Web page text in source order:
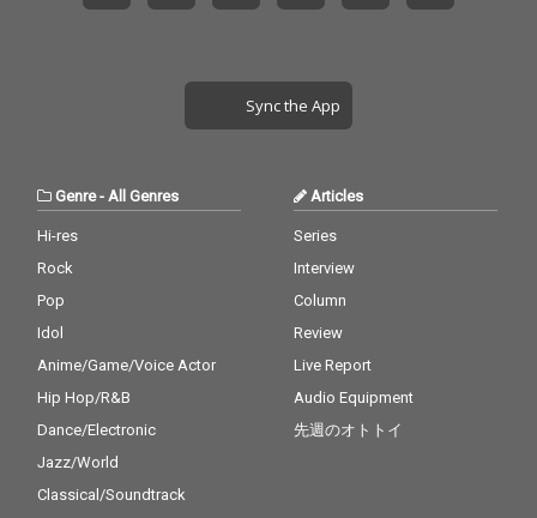
Sync the App
Genre-All Genres
Hi-res
Rock
Pop
Idol
Anime/Game/Voice Actor
Hip Hop/R&B
Dance/Electronic
Jazz/World
Classical/Soundtrack
Articles
Series
Interview
Column
Review
Live Report
Audio Equipment
先週のオトトイ